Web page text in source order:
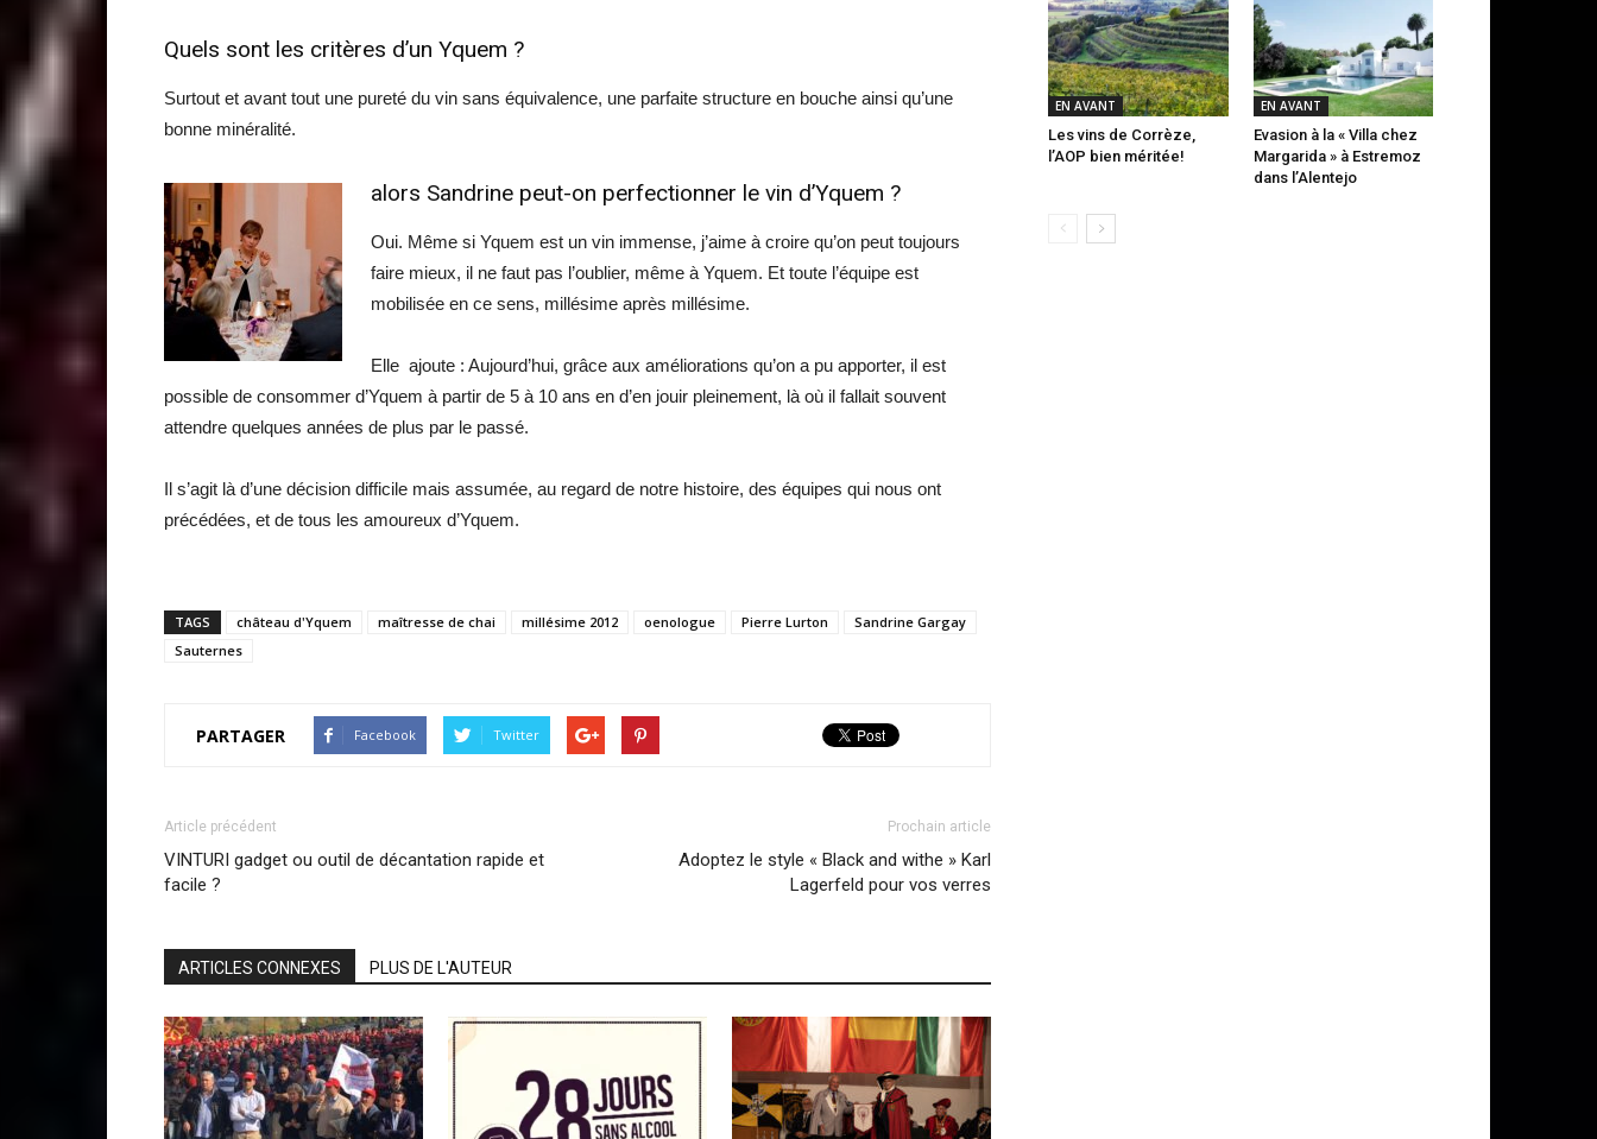
Quels sont les critères d’un Yquem ?
Surtout et avant tout une pureté du vin sans équivalence, une parfaite structure en bouche ainsi qu’une
bonne minéralité.
alors Sandrine peut-on perfectionner le vin d’Yquem ?
Oui. Même si Yquem est un vin immense, j’aime à croire qu’on peut toujours
faire mieux, il ne faut pas l’oublier, même à Yquem. Et toute l’équipe est
mobilisée en ce sens, millésime après millésime.
Elle ajoute : Aujourd’hui, grâce aux améliorations qu’on a pu apporter, il est
possible de consommer d’Yquem à partir de 5 à 10 ans en d’en jouir pleinement, là où il fallait souvent
attendre quelques années de plus par le passé.
Il s’agit là d’une décision difficile mais assumée, au regard de notre histoire, des équipes qui nous ont
précédées, et de tous les amoureux d’Yquem.
TAGS château d'Yquem maîtresse de chai millésime 2012 oenologue Pierre Lurton
Sandrine Gargay
Sauternes
PARTAGER Facebook Twitter
Article précédent
VINTURI gadget ou outil de décantation rapide et
facile ?
Prochain article
Adoptez le style « Black and withe » Karl
Lagerfeld pour vos verres
ARTICLES CONNEXES PLUS DE L'AUTEUR
EN AVANT
Les vins de Corrèze,
l’AOP bien méritée!
EN AVANT
Evasion à la « Villa chez
Margarida » à Estremoz
dans l’Alentejo